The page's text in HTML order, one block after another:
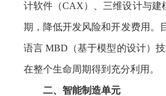
计软件（CAX）、三维设计与建
期，降低开发风险和开发费用。
语言 MBD（基于模型的设计）
在整个生命周期得到充分利用。
二、智能制造单元